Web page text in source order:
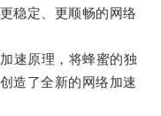
稳定、更顺畅的网络
速原理，将蜂蜜的独
造了全新的网络加速